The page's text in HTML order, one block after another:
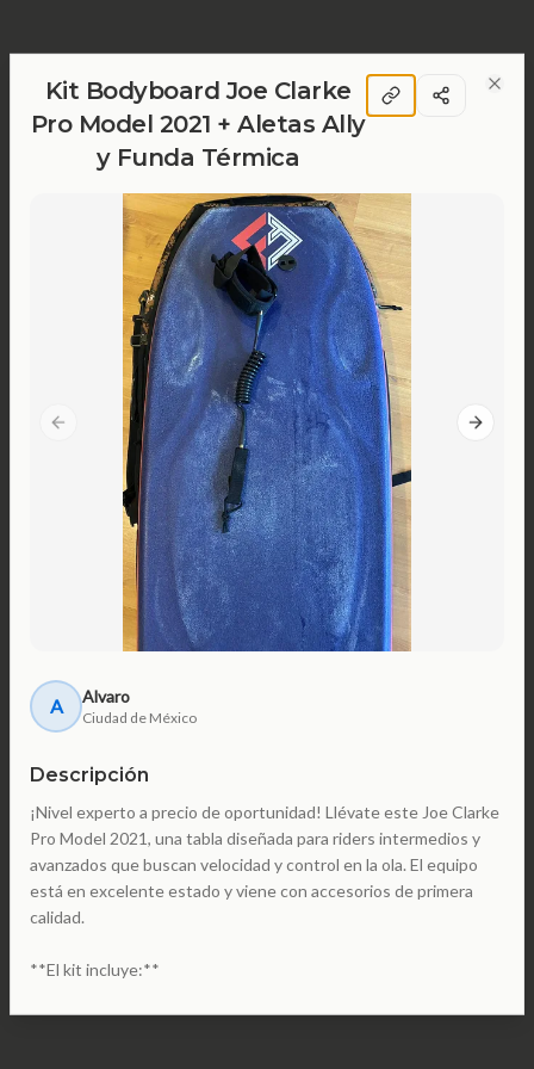
Kit Bodyboard Joe Clarke
Pro Model 2021 + Aletas Ally
y Funda Térmica
Previous slide Next
A Alvaro
Ciudad de México
Descripción
¡Nivel experto a precio de oportunidad! Llévate este Joe Clarke
Pro Model 2021, una tabla diseñada para riders intermedios y
avanzados que buscan velocidad y control en la ola. El equipo
está en excelente estado y viene con accesorios de primera
calidad.
**El kit incluye:**
• **Tabla**: Joe Clarke Pro Model 2021 (Azul). Estructura sólida